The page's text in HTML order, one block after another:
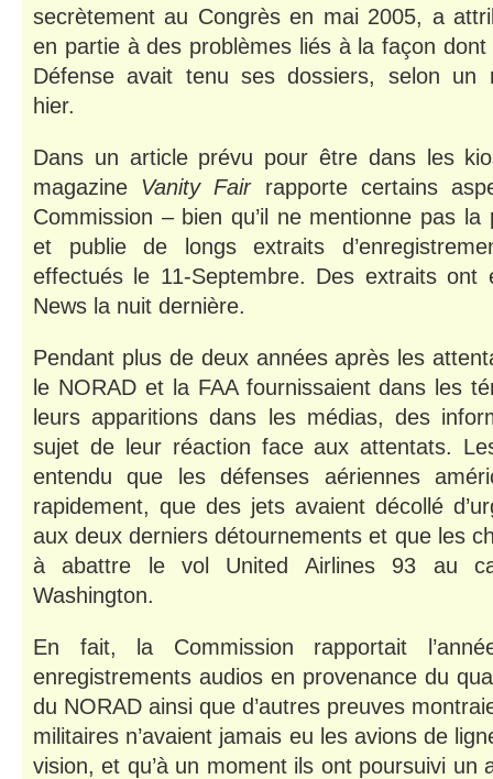
secrètement au Congrès en mai 2005, a
en partie à des problèmes liés à la façon
Défense avait tenu ses dossiers, selon un
hier.
Dans un article prévu pour être dans les
magazine Vanity Fair rapporte certains
Commission – bien qu’il ne mentionne pas la
et publie de longs extraits
effectués le 11-Septembre. Des extraits ont
News la nuit dernière.
Pendant plus de deux années après les
le NORAD et la FAA fournissaient dans les
leurs apparitions dans les médias, des
sujet de leur réaction face aux attentats.
entendu que les défenses aériennes
rapidement, que des jets avaient décollé
aux deux derniers détournements et que les
à abattre le vol United Airlines 93 au
Washington.
En fait, la Commission rapportait
enregistrements audios en provenance du
du NORAD ainsi que d’autres preuves
militaires n’avaient jamais eu les avions de
vision, et qu’à un moment ils ont poursuivi un